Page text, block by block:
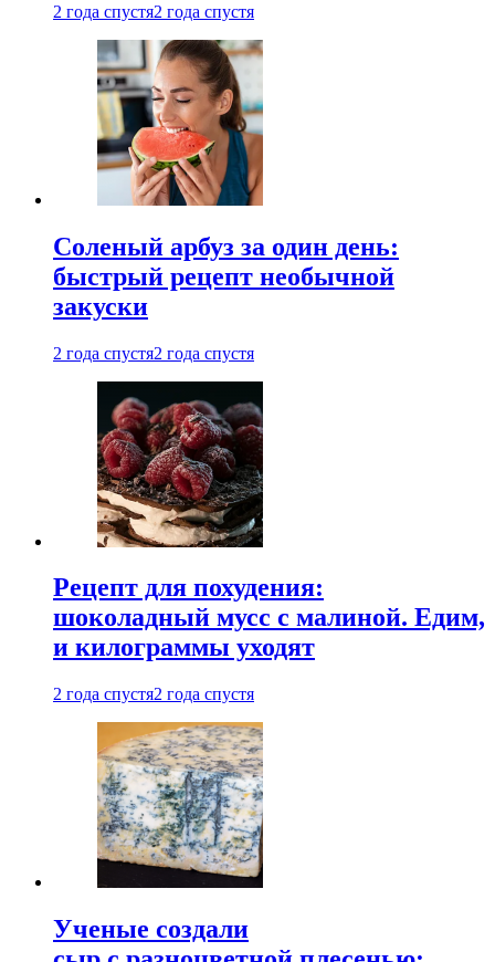
2 года спустя2 года спустя
Соленый арбуз за один день:
быстрый рецепт необычной
закуски
2 года спустя2 года спустя
Рецепт для похудения:
шоколадный мусс с малиной. Едим,
и килограммы уходят
2 года спустя2 года спустя
Ученые создали